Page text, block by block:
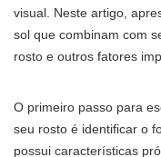
visual. Neste artigo,
sol que combinam com
rosto e outros fatores
O primeiro passo para
seu rosto é identificar o
possui características